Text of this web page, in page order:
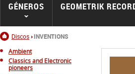
Inicio
Discos INVENTIONS
GÉNEROS GEOMETRIK
Ambient
Classics and Electronic
pioneers